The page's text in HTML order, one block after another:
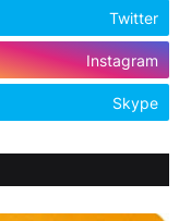
Twitter
Instagram
Skype